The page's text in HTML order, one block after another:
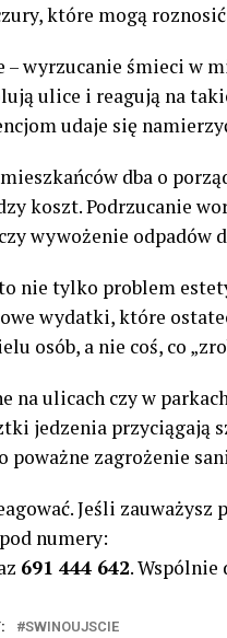
które mogą roznosić
– wyrzucanie śmieci w
ulice i reagują na
udaje się
dba o
koszt. Podrzucanie
wywożenie odpadów
nie tylko problem
wydatki, które
osób, a nie coś, co
na ulicach czy w
jedzenia przyciągają
poważne zagrożenie
Jeśli
numery:
691 444 642. Wspólnie
SWINOUJSCIE